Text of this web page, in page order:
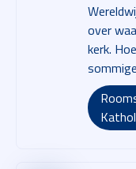
over
kerk.